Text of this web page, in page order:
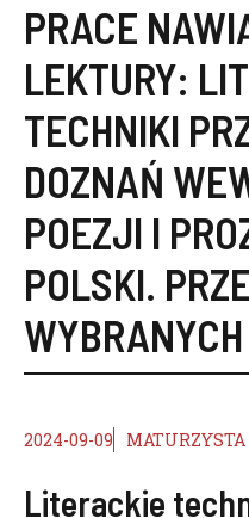
PRACE
LEKTURY:
TECHNIKI
DOZNAŃ
POEZJI I
POLSKI.
2024-09-09 MATURZYSTA
Literackie